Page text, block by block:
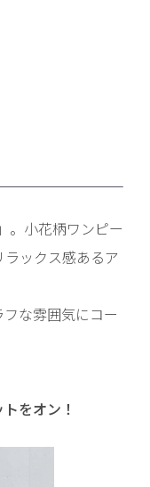
。小花柄ワンピー
ックス感あるア
な雰囲気にコー
をオン！